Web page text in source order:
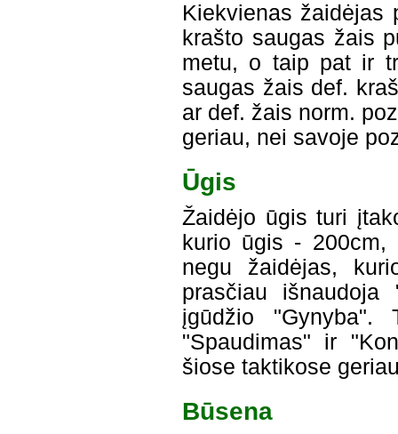
Kiekvienas žaidėjas
krašto saugas žais
metu, o taip pat ir
saugas žais def.
ar def. žais norm.
geriau, nei savoje
Ūgis
Žaidėjo ūgis turi
kurio ūgis - 200cm,
negu žaidėjas,
prasčiau
įgūdžio "Gynyba".
"Spaudimas" ir
šiose taktikose
Būsena